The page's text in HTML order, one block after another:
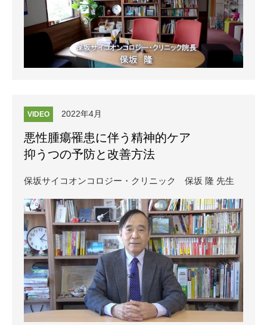
VIDEO 2022年4月
悪性腫瘍罹患に伴う精神的ケア
抑うつの予防と改善方法
保坂サイコオンコロジー・クリニック 保坂 隆 先生